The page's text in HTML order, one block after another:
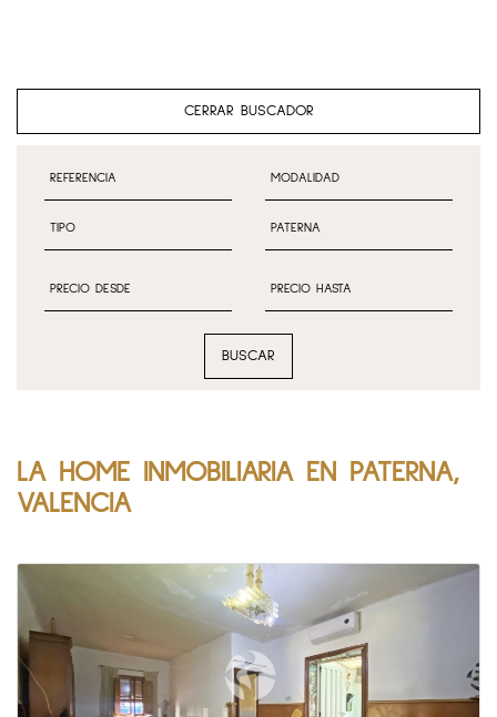
CERRAR BUSCADOR
BUSCAR
LA HOME INMOBILIARIA EN PATERNA,
VALENCIA